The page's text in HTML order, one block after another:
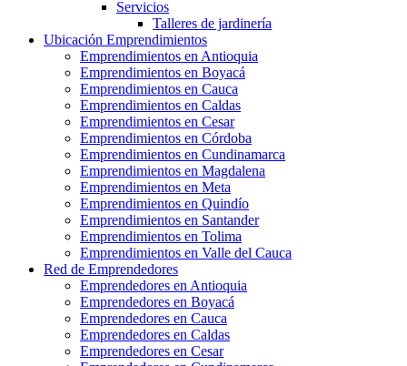
Servicios
Talleres de jardinería
Ubicación Emprendimientos
Emprendimientos en Antioquia
Emprendimientos en Boyacá
Emprendimientos en Cauca
Emprendimientos en Caldas
Emprendimientos en Cesar
Emprendimientos en Córdoba
Emprendimientos en Cundinamarca
Emprendimientos en Magdalena
Emprendimientos en Meta
Emprendimientos en Quindío
Emprendimientos en Santander
Emprendimientos en Tolima
Emprendimientos en Valle del Cauca
Red de Emprendedores
Emprendedores en Antioquia
Emprendedores en Boyacá
Emprendedores en Cauca
Emprendedores en Caldas
Emprendedores en Cesar